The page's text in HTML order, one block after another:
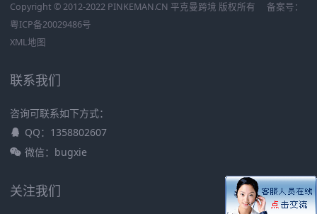
Copyright © 2012-2022 PINKEMAN.CN 平克曼跨境 版权所有
备案号：
粤ICP备20029486号
XML地图
联系我们
咨询可联系如下方式：
QQ：1358802607
微信：bugxie
关注我们